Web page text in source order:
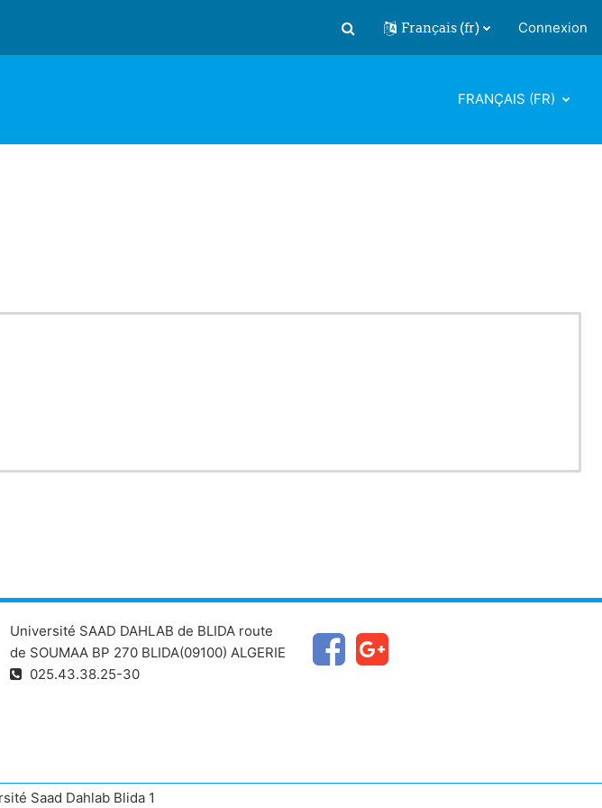
Activer/désactiver la saisie de
Français ‎(fr)‎ Connexion
FRANÇAIS ‎(FR)‎
Université SAAD DAHLAB de BLIDA route
de SOUMAA BP 270 BLIDA(09100) ALGERIE
025.43.38.25-30
Saad Dahlab Blida 1